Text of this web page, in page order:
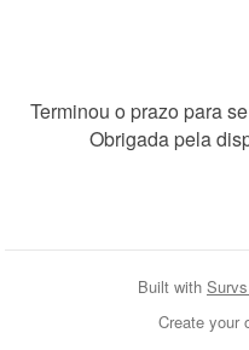
Terminou o prazo para
Obrigada pela
Built with
Create your